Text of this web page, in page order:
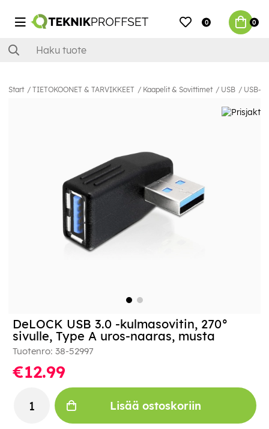
0 0
Start TIETOKOONET & TARVIKKEET Kaapelit & Sovittimet USB USB-A
DeLOCK USB 3.0 -kulmasovitin, 270°
sivulle, Type A uros-naaras, musta
Tuotenro: 38-52997
€12.99
Lisää ostoskoriin